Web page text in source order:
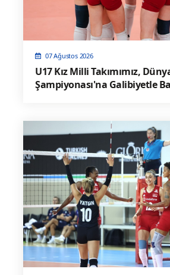
07 Ağustos 2026
U17 Kız Milli Takımımız,
Şampiyonası'na Galibiyetle